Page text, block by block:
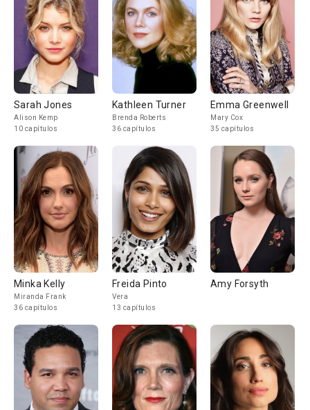
Sarah Jones
Alison Kemp
10 capítulos
Kathleen Turner
Brenda Roberts
36 capítulos
Emma Greenwell
Mary Cox
35 capítulos
Minka Kelly
Miranda Frank
36 capítulos
Freida Pinto
Vera
13 capítulos
Amy Forsyth